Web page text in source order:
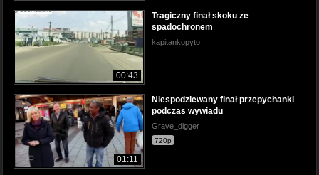
00:43
Tragiczny finał skoku ze
spadochronem
kapitankopyto
01:11
Niespodziewany finał przepychanki
podczas wywiadu
Grave_digger
720p